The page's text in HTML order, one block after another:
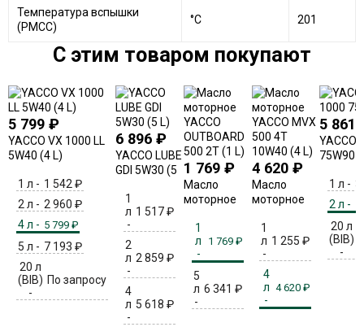
Температура вспышки
(PMCC)
°C 201
C этим товаром покупают
5 799 ₽
YACCO VX 1000 LL
5W40 (4 L)
1 л - 1 542 ₽
2 л - 2 960 ₽
4 л - 5 799 ₽
5 л - 7 193 ₽
20 л
(BIB)
-
По запросу
6 896₽
YACCO LUBE
GDI 5W30 (5
1
л
-
1 517₽
2
л
-
2 859 ₽
4
л
-
5 618 ₽
1 769 ₽
Масло
моторное
OUTBOARD
500 2T (1 L)
1
л
-
1 769 ₽
5
л
-
6 341 ₽
4 620 ₽
Масло
моторное
500 4T
10W40 (4 L)
1
л
-
1 255 ₽
4
л
-
4 620 ₽
5 861
YACCO
75W90
1 л - 3
2 л -
20 л
(BIB)
-